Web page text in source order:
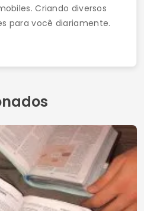
Criando diversos
para você diariamente.